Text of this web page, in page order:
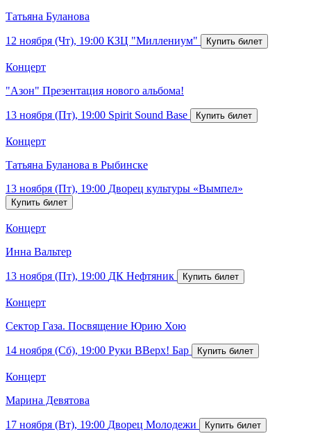
Татьяна Буланова
12 ноября (Чт), 19:00 КЗЦ "Миллениум"
Концерт
"Азон" Презентация нового альбома!
13 ноября (Пт), 19:00 Spirit Sound Base
Концерт
Татьяна Буланова в Рыбинске
13 ноября (Пт), 19:00 Дворец культуры «Вымпел»
Концерт
Инна Вальтер
13 ноября (Пт), 19:00 ДК Нефтяник
Концерт
Сектор Газа. Посвящение Юрию Хою
14 ноября (Сб), 19:00 Руки ВВерх! Бар
Концерт
Марина Девятова
17 ноября (Вт), 19:00 Дворец Молодежи